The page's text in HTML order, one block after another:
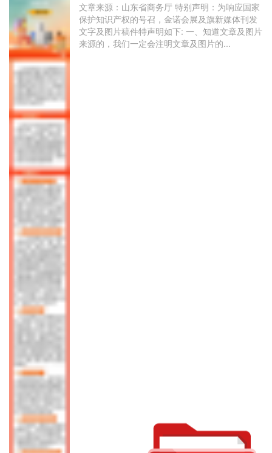
文章来源：山东省商务厅 特别声明：为响应国家
保护知识产权的号召，金诺会展及旗新媒体刊发
文字及图片稿件特声明如下: 一、知道文章及图片
来源的，我们一定会注明文章及图片的...